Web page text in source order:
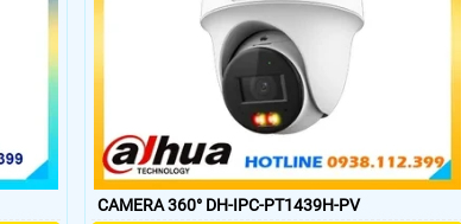
CAMERA 360° DH-IPC-PT1439H-PV